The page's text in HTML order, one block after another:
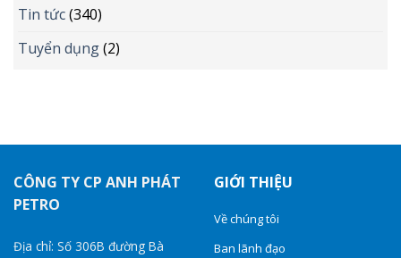
Tin tức(340)
Tuyển dụng(2)
CÔNG TY CP ANH PHÁT
PETRO
Địa chỉ: Số 306B đường Bà
GIỚI THIỆU
Về chúng tôi
Ban lãnh đạo